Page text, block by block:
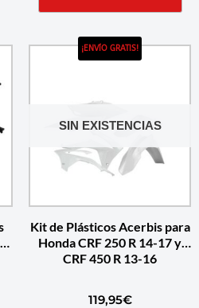
SIN EXISTENCIAS
¡ENVÍO GRATIS!
Kit de Plásticos Acerbis para
Honda CRF 250 R 14-17 y
CRF 450 R 13-16
119,95€